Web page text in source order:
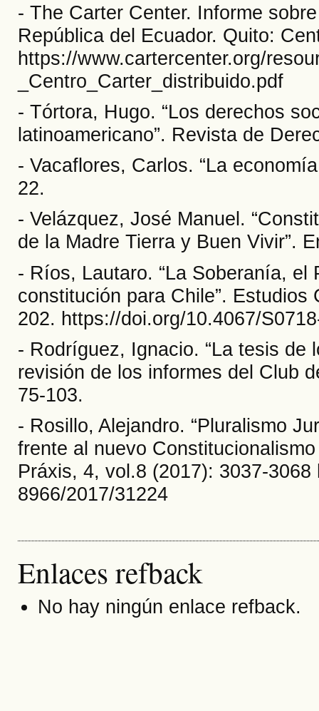
- The Carter Center. Informe
República del Ecuador. Quito:
https://www.cartercenter.org/
_Centro_Carter_distribuido.pdf
- Tórtora, Hugo. “Los derechos
latinoamericano”. Revista de
- Vacaflores, Carlos. “La
22.
- Velázquez, José Manuel.
de la Madre Tierra y Buen Vivir”.
- Ríos, Lautaro. “La Soberanía,
constitución para Chile”.
202. https://doi.org/10.4067/
- Rodríguez, Ignacio. “La tesis
revisión de los informes del Club
75-103.
- Rosillo, Alejandro. “Pluralismo
frente al nuevo
Práxis, 4, vol.8 (2017): 3037-
8966/2017/31224
Enlaces refback
No hay ningún enlace refback.